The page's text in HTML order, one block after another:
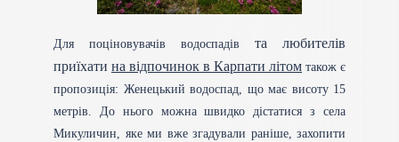
Для поціновувачів водоспадів та любителів
приїхати на відпочинок в Карпати літом також є
пропозиція: Женецький водоспад, що має висоту 15
метрів. До нього можна швидко дістатися з села
Микуличин, яке ми вже згадували раніше, захопити